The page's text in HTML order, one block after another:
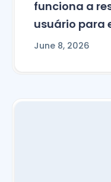
funciona a
usuário para
June 8, 2026